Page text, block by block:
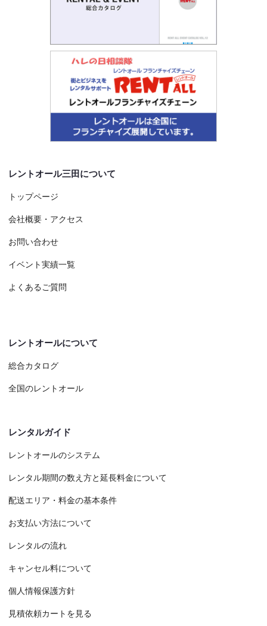
レントオール三田について
トップページ
会社概要・アクセス
お問い合わせ
イベント実績一覧
よくあるご質問
レントオールについて
総合カタログ
全国のレントオール
レンタルガイド
レントオールのシステム
レンタル期間の数え方と延長料金について
配送エリア・料金の基本条件
お支払い方法について
レンタルの流れ
キャンセル料について
個人情報保護方針
見積依頼カートを見る